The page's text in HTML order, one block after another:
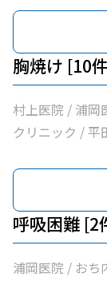
法人北斗会大洲
胸焼け [10
村上医院 / 浦岡
クリニック / 平
法人北斗会大洲
呼吸困難 [2
浦岡医院 / おち